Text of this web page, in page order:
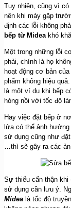
Tuy nhiên, cũng vì
nên khi máy gặp
định các lỗi không
bếp từ Mideakhó
Một trong những lỗi
phải, chính là họ
hoạt động cơ bản
phẩm không hiệu quả.
là một ví dụ khi bếp
hỏng nồi với tốc độ
Hay việc đặt bếp ở
lửa có thể ảnh
sử dụng cũng như
…thì sẽ gây ra các
Sự thiếu cẩn thận
sử dụng cần lưu ý.
Midea là tốc độ